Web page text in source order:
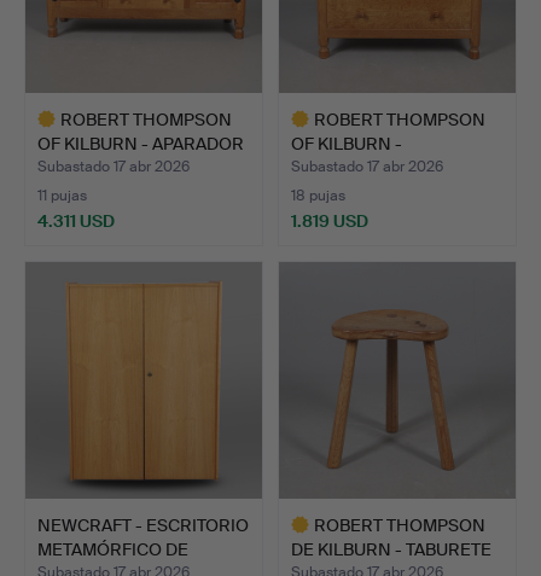
ROBERT THOMPSON
OF KILBURN - APARADOR
«MOU…
Subastado 17 abr 2026
11 pujas
4.311 USD
seleccionado
ROBERT THOMPSON
OF KILBURN -
ESCRITORIO 'M…
Subastado 17 abr 2026
18 pujas
1.819 USD
NEWCRAFT - ESCRITORIO
METAMÓRFICO DE
Subastado 17 abr 2026
ROBERT THOMPSON
DE KILBURN - TABURETE
Subastado 17 abr 2026